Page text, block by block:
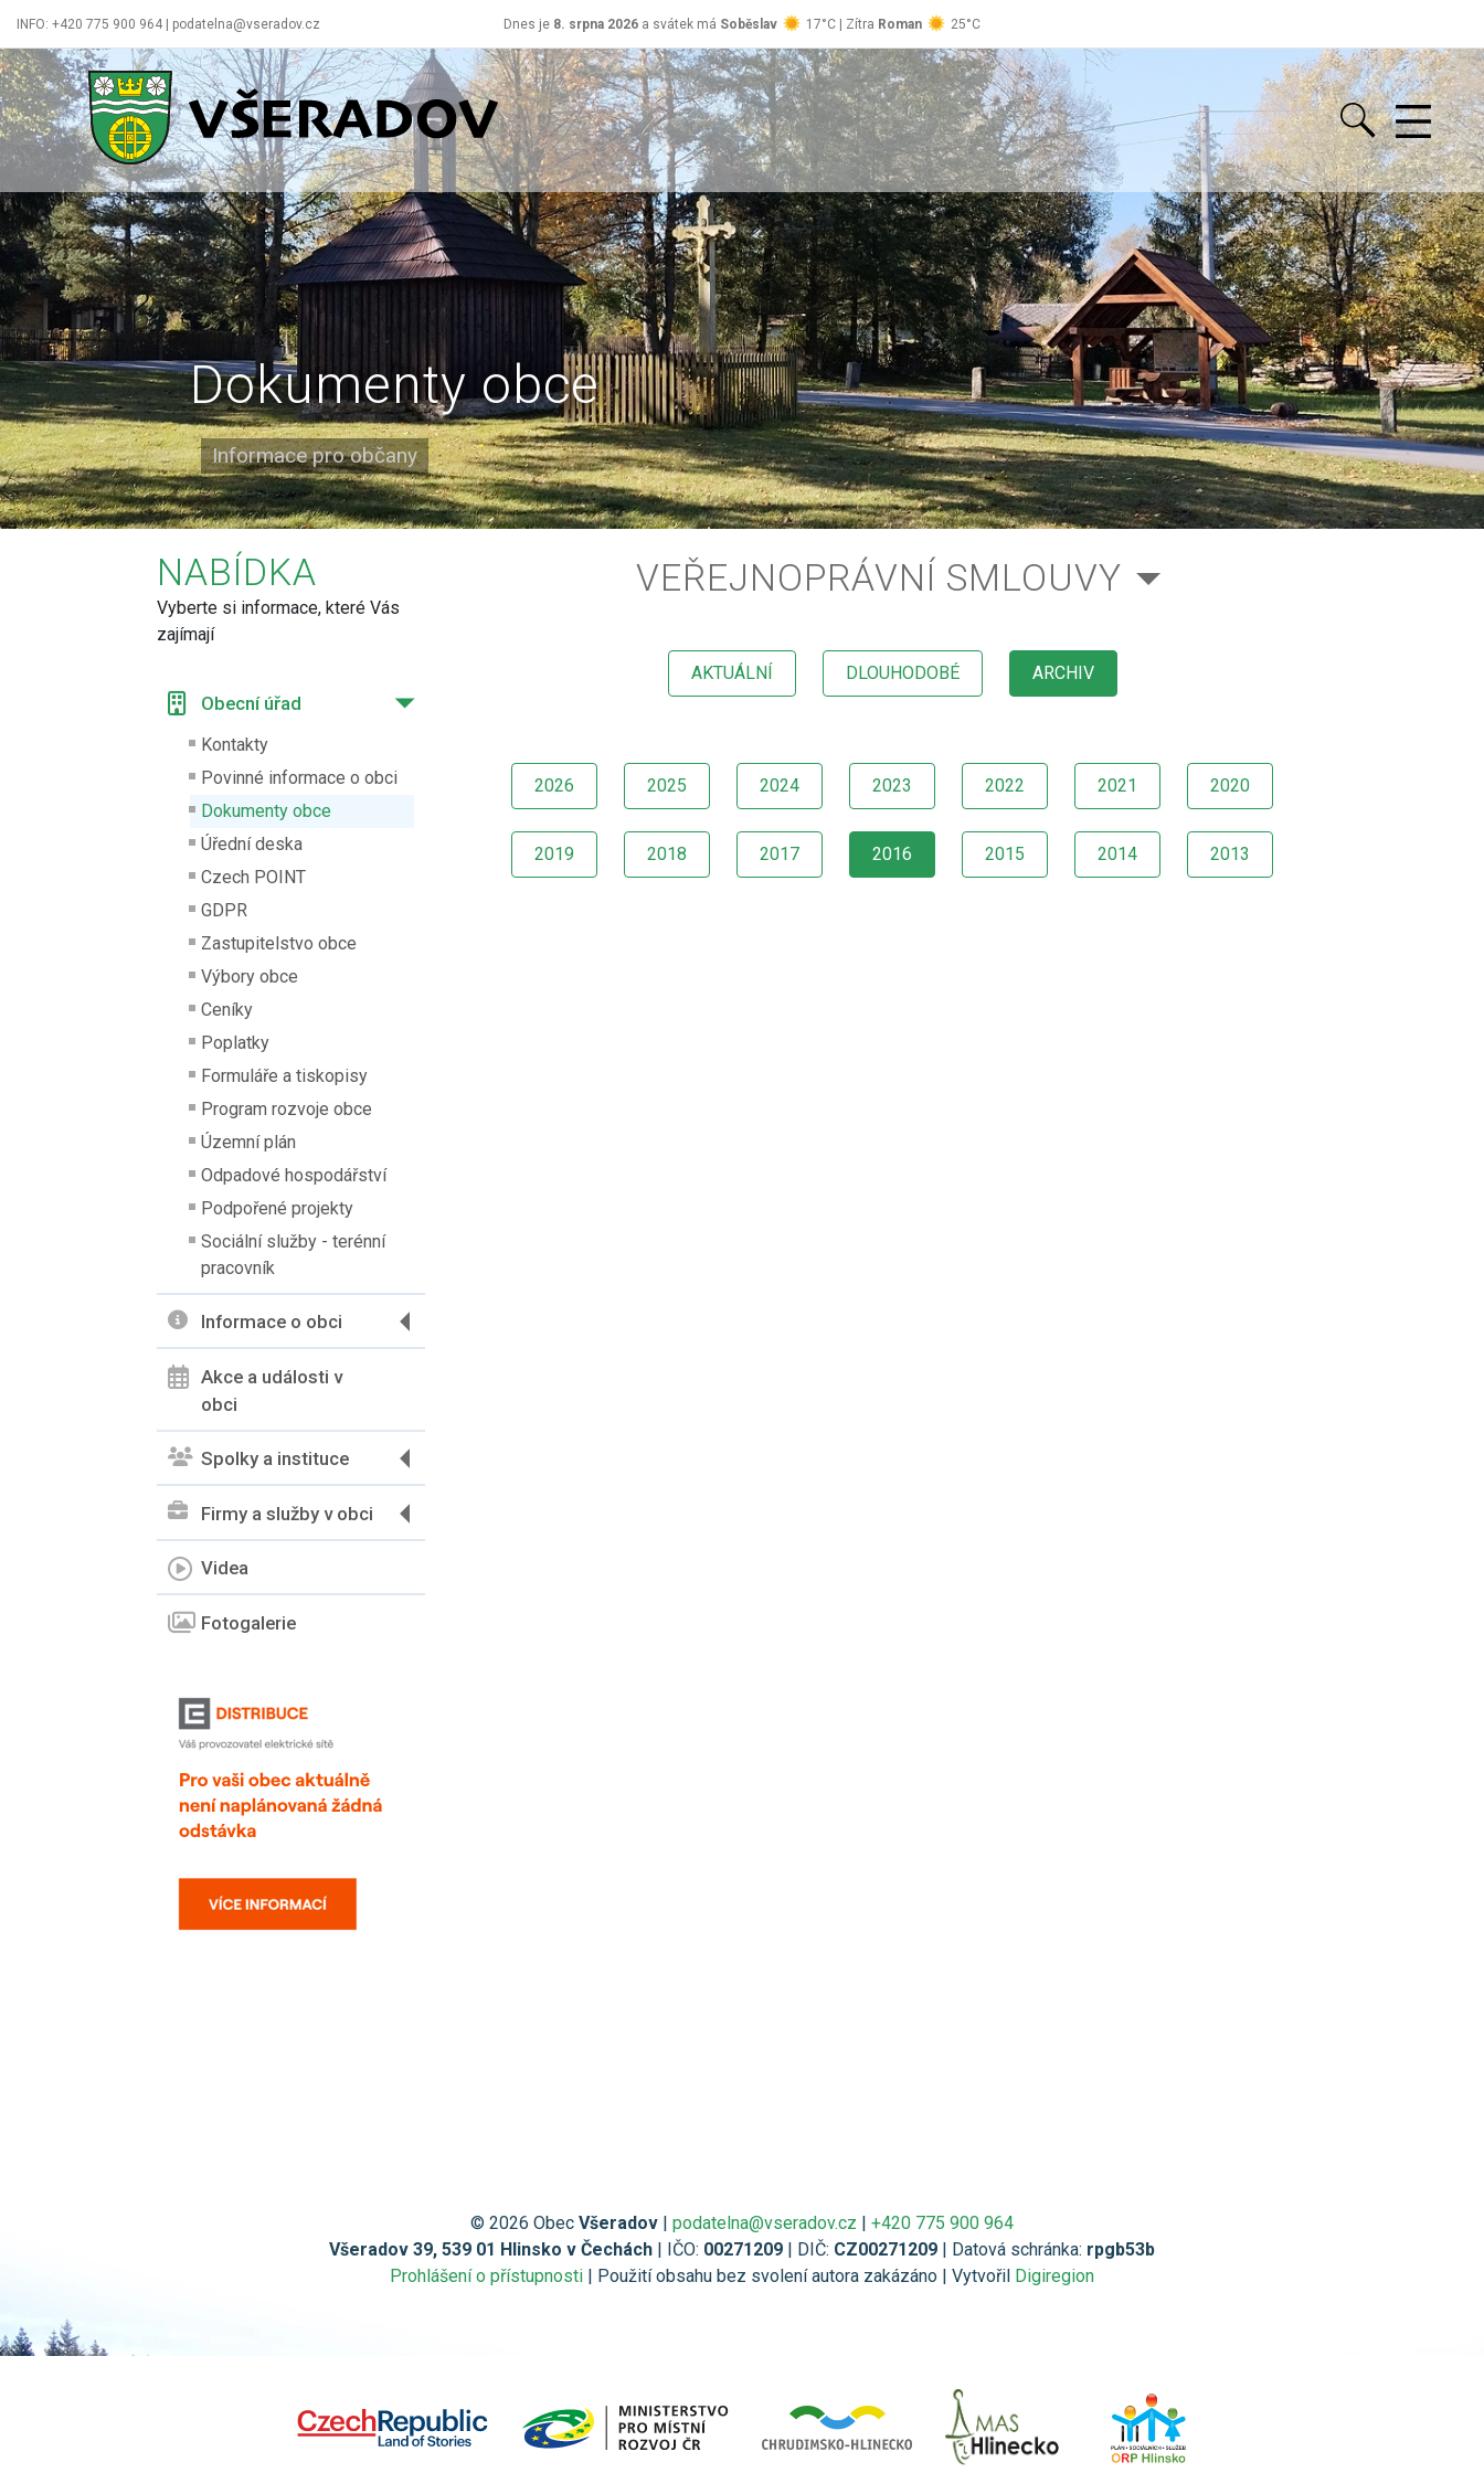
INFO: +420 775 900 964 | podatelna@vseradov.cz Dnes je 8. srpna 2026 a svátek má Soběslav 17°C | Zítra Roman 25°C
Všeradov
Dokumenty obce
Informace pro občany
NABÍDKA
Vyberte si informace, které Vás
zajímají
Obecní úřad
Kontakty
Povinné informace o obci
Dokumenty obce
Úřední deska
Czech POINT
GDPR
Zastupitelstvo obce
Výbory obce
Ceníky
Poplatky
Formuláře a tiskopisy
Program rozvoje obce
Územní plán
Odpadové hospodářství
Podpořené projekty
Sociální služby - terénní
pracovník
Informace o obci
Akce a události v
obci
Spolky a instituce
Firmy a služby v obci
Videa
Fotogalerie
VEŘEJNOPRÁVNÍ SMLOUVY
AKTUÁLNÍ DLOUHODOBÉ ARCHIV
2026 2025 2024 2023 2022 2021 2020
2019 2018 2017 2016 2015 2014 2013
© 2026 Obec Všeradov | podatelna@vseradov.cz | +420 775 900 964
Všeradov 39, 539 01 Hlinsko v Čechách | IČO: 00271209 | DIČ: CZ00271209 | Datová schránka: rpgb53b
Prohlášení o přístupnosti | Použití obsahu bez svolení autora zakázáno | Vytvořil Digiregion